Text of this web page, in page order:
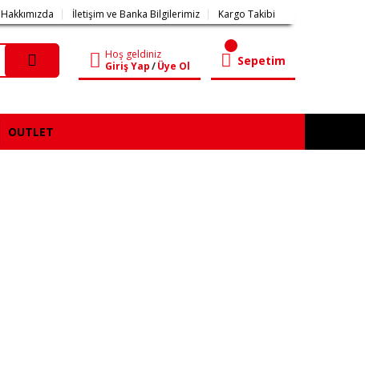
Hakkımızda İletişim ve Banka Bilgilerimiz Kargo Takibi
Hoş geldiniz
Giriş Yap/Üye Ol Sepetim
OUTLET